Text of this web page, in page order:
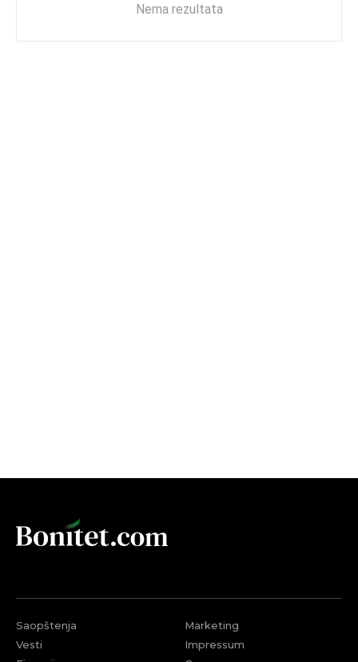
Nema rezultata
Saopštenja
Vesti
Marketing
Impressum